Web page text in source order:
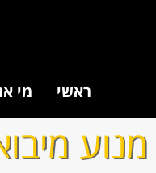
ראשי מי
מנוע